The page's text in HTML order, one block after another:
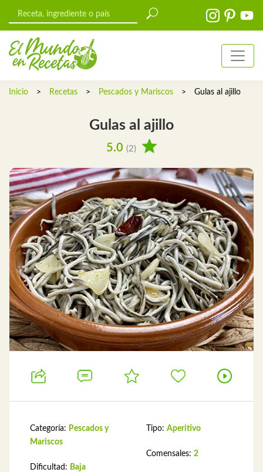
Inicio > Recetas > Pescados y Mariscos > Gulas al ajillo
Gulas al ajillo
5.0 (2)
Categoría: Pescados y
Mariscos
Dificultad: Baja
Tipo: Aperitivo
Comensales: 2